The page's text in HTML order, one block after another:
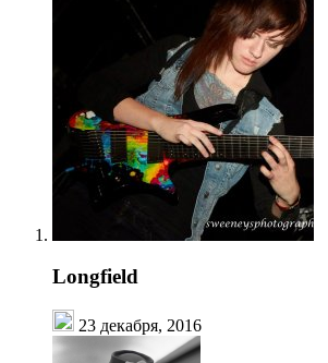
Longfield
23 декабря, 2016